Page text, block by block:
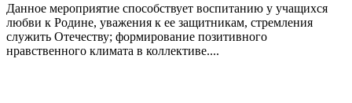
Данное мероприятие способствует воспитанию у учащихся
любви к Родине, уважения к ее защитникам, стремления
служить Отечеству; формирование позитивного
нравственного климата в коллективе....